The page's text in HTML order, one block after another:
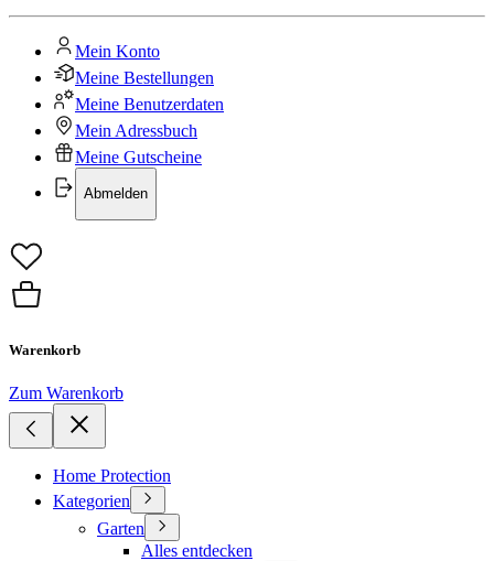
Mein Konto
Meine Bestellungen
Meine Benutzerdaten
Mein Adressbuch
Meine Gutscheine
Abmelden
Warenkorb
Zum Warenkorb
Home Protection
Kategorien
Garten
Alles entdecken